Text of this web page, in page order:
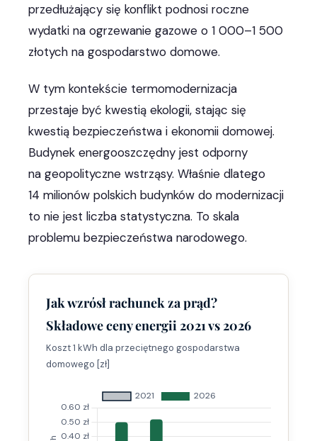
przedłużający się konflikt podnosi roczne
wydatki na ogrzewanie gazowe o 1 000–1 500
złotych na gospodarstwo domowe.
W tym kontekście termomodernizacja
przestaje być kwestią ekologii, stając się
kwestią bezpieczeństwa i ekonomii domowej.
Budynek energooszczędny jest odporny
na geopolityczne wstrząsy. Właśnie dlatego
14 milionów polskich budynków do modernizacji
to nie jest liczba statystyczna. To skala
problemu bezpieczeństwa narodowego.
Jak wzrósł rachunek za prąd?
Składowe ceny energii 2021 vs 2026
Koszt 1 kWh dla przeciętnego gospodarstwa
domowego [zł]